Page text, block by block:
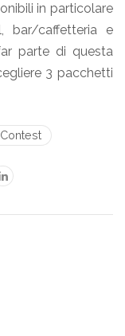
in particolare
bar/caffetteria e
parte di questa
3 pacchetti